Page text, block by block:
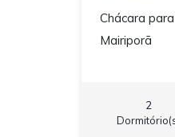
Chácara
Mairiporã
2